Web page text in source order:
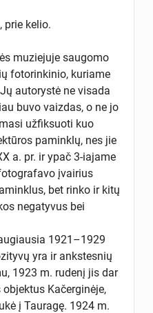
prie kelio.
muziejuje saugomo
fotorinkinio, kuriame
autorystė ne visada
buvo vaizdas, o ne jo
užfiksuoti kuo
paminklų, nes jie
a. pr. ir ypač 3-iajame
įvairius
bet rinko ir kitų
negatyvus bei
1921–1929
yra ir ankstesnių
1923 m. rudenį jis dar
Kačerginėje,
į Tauragę. 1924 m.